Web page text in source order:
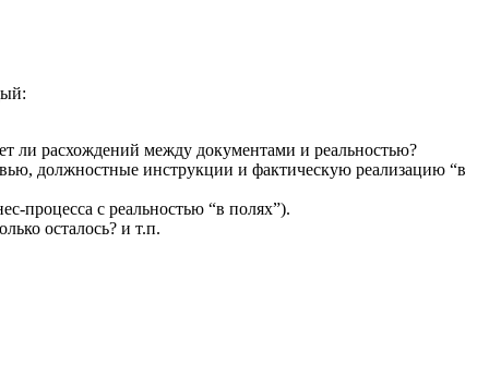
ли расхождений между документами и реальностью?
должностные инструкции и фактическую реализацию “в
процесса с реальностью “в поляхˮ).
осталось? и т.п.